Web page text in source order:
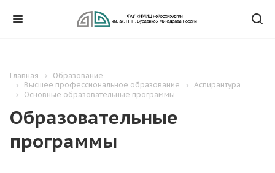
Главная
Образование
Высшее профессиональное образование
Аспирантура
Основные образовательные программы
Образовательные
программы